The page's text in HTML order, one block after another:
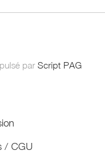
par Script PAG
/ CGU